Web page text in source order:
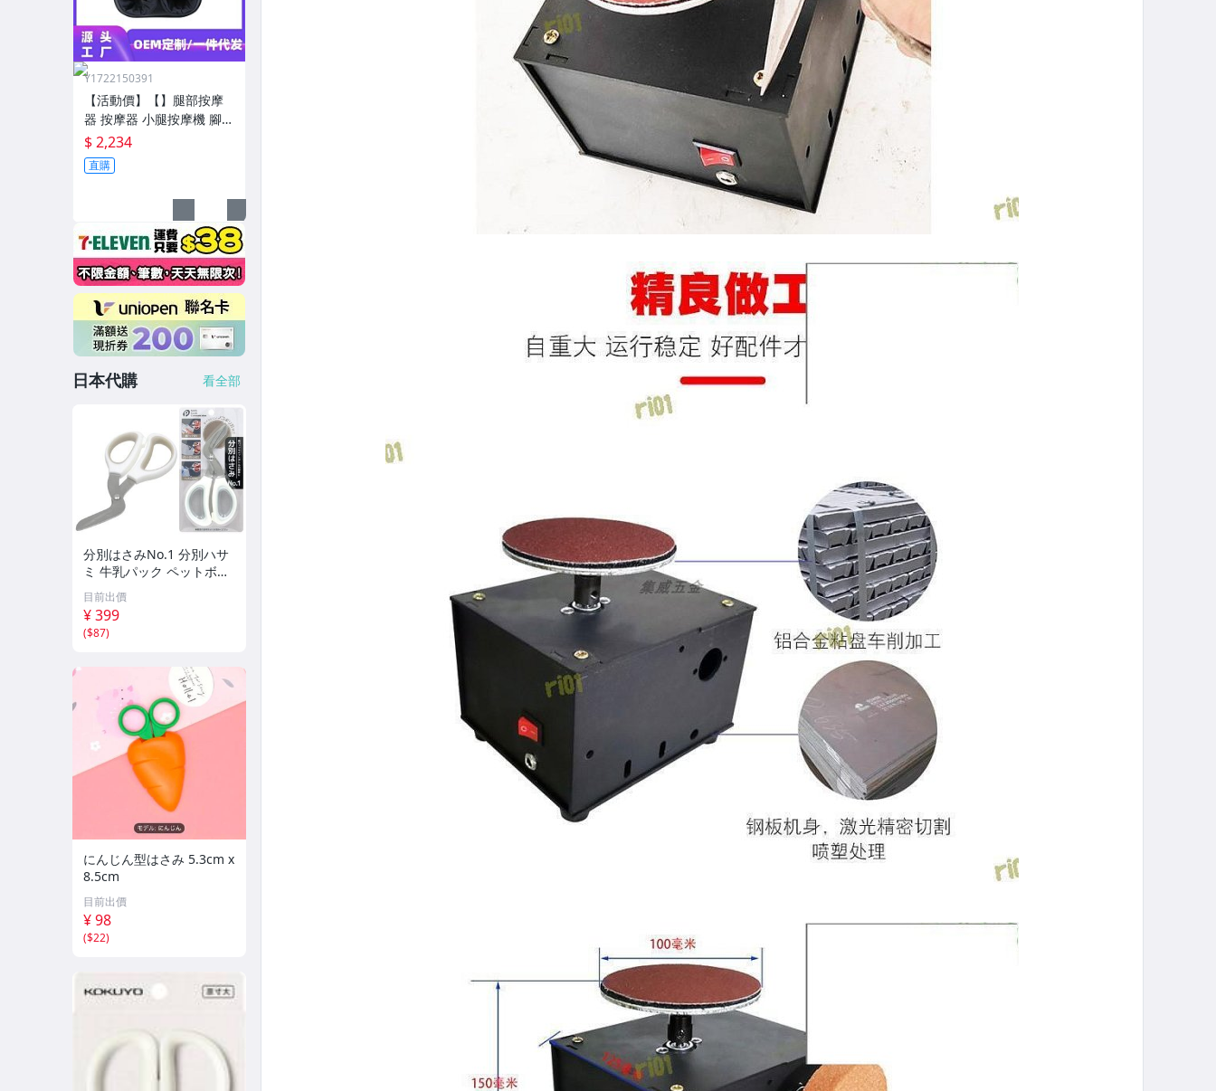
Y1722150391
【活動價】【】腿部按摩
器 按摩器 小腿按摩機 腳底
按摩機 深層按摩軟體全自
動足療機穴位揉捏家用按
腳器腳部腿部足底足部腳
$ 2,234
直購
日本代購 看全部
分別はさみNo.1 分別ハサ
ミ 牛乳パック ペットボト
ル 切断 万能
目前出價
¥ 399
($87)
にんじん型はさみ 5.3cm x
8.5cm
目前出價
¥ 98
($22)